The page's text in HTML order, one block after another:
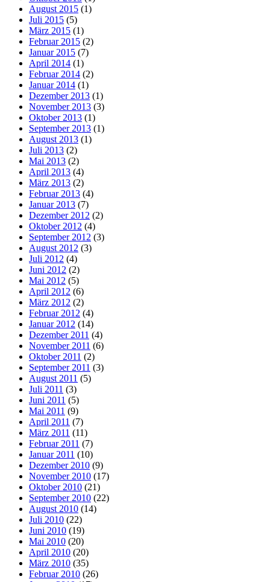
August 2015 (1)
Juli 2015 (5)
März 2015 (1)
Februar 2015 (2)
Januar 2015 (7)
April 2014 (1)
Februar 2014 (2)
Januar 2014 (1)
Dezember 2013 (1)
November 2013 (3)
Oktober 2013 (1)
September 2013 (1)
August 2013 (1)
Juli 2013 (2)
Mai 2013 (2)
April 2013 (4)
März 2013 (2)
Februar 2013 (4)
Januar 2013 (7)
Dezember 2012 (2)
Oktober 2012 (4)
September 2012 (3)
August 2012 (3)
Juli 2012 (4)
Juni 2012 (2)
Mai 2012 (5)
April 2012 (6)
März 2012 (2)
Februar 2012 (4)
Januar 2012 (14)
Dezember 2011 (4)
November 2011 (6)
Oktober 2011 (2)
September 2011 (3)
August 2011 (5)
Juli 2011 (3)
Juni 2011 (5)
Mai 2011 (9)
April 2011 (7)
März 2011 (11)
Februar 2011 (7)
Januar 2011 (10)
Dezember 2010 (9)
November 2010 (17)
Oktober 2010 (21)
September 2010 (22)
August 2010 (14)
Juli 2010 (22)
Juni 2010 (19)
Mai 2010 (20)
April 2010 (20)
März 2010 (35)
Februar 2010 (26)